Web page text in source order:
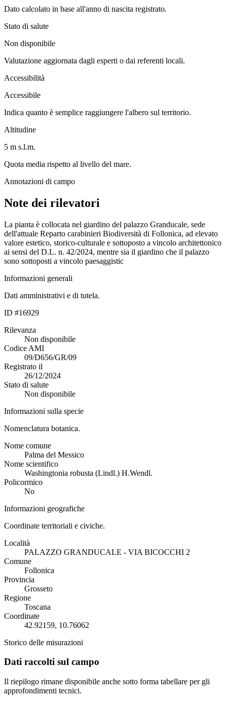
Dato calcolato in base all'anno di nascita registrato.
Stato di salute
Non disponibile
Valutazione aggiornata dagli esperti o dai referenti locali.
Accessibilità
Accessibile
Indica quanto è semplice raggiungere l'albero sul territorio.
Altitudine
5 m s.l.m.
Quota media rispetto al livello del mare.
Annotazioni di campo
Note dei rilevatori
La pianta è collocata nel giardino del palazzo Granducale, sede
dell'attuale Reparto carabinieri Biodiversità di Follonica, ad elevato
valore estetico, storico-culturale e sottoposto a vincolo architettonico
ai sensi del D.L. n. 42/2024, mentre sia il giardino che il palazzo
sono sottoposti a vincolo paesaggistic
Informazioni generali
Dati amministrativi e di tutela.
ID #16929
Rilevanza
Non disponibile
Codice AMI
09/D656/GR/09
Registrato il
26/12/2024
Stato di salute
Non disponibile
Informazioni sulla specie
Nomenclatura botanica.
Nome comune
Palma del Messico
Nome scientifico
Washingtonia robusta (Lindl.) H.Wendl.
Policormico
No
Informazioni geografiche
Coordinate territoriali e civiche.
Località
PALAZZO GRANDUCALE - VIA BICOCCHI 2
Comune
Follonica
Provincia
Grosseto
Regione
Toscana
Coordinate
42.92159, 10.76062
Storico delle misurazioni
Dati raccolti sul campo
Il riepilogo rimane disponibile anche sotto forma tabellare per gli
approfondimenti tecnici.